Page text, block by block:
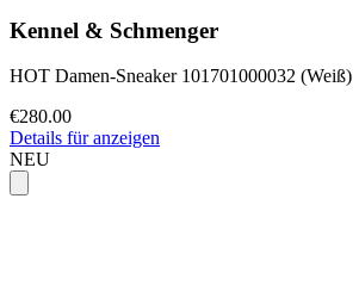
Kennel & Schmenger
HOT Damen-Sneaker 101701000032 (Weiß)
€280.00
Details für anzeigen
NEU